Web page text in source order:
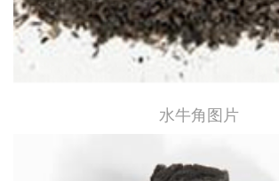
水牛角图片